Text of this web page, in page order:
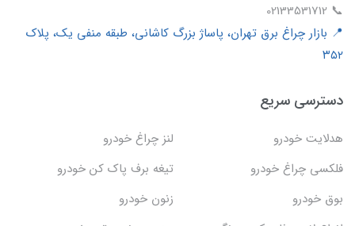
📞 02133531712
📍 بازار چراغ برق تهران، پاساژ بزرگ کاشانی، طبقه منفی یک، پلاک
۳۵۲
دسترسی سریع
هدلایت خودرو
لنز چراغ خودرو
فلکسی چراغ خودرو
تیغه برف پاک کن خودرو
بوق خودرو
زنون خودرو